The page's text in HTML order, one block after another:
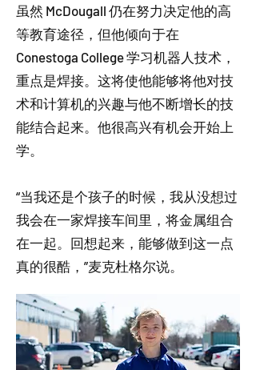
虽然 McDougall 仍在努力决定他的高
等教育途径，但他倾向于在
Conestoga College 学习机器人技术，
重点是焊接。这将使他能够将他对技
术和计算机的兴趣与他不断增长的技
能结合起来。他很高兴有机会开始上
学。
“当我还是个孩子的时候，我从没想过
我会在一家焊接车间里，将金属组合
在一起。回想起来，能够做到这一点
真的很酷，”麦克杜格尔说。